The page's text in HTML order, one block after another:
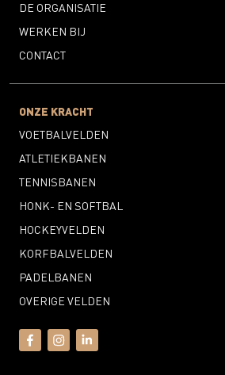
DE ORGANISATIE
WERKEN BIJ
CONTACT
ONZE KRACHT
VOETBALVELDEN
ATLETIEKBANEN
TENNISBANEN
HONK- EN SOFTBAL
HOCKEYVELDEN
KORFBALVELDEN
PADELBANEN
OVERIGE VELDEN